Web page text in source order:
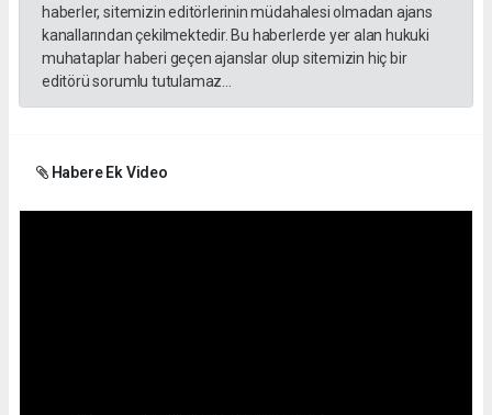
haberler, sitemizin editörlerinin müdahalesi olmadan ajans
kanallarından çekilmektedir. Bu haberlerde yer alan hukuki
muhataplar haberi geçen ajanslar olup sitemizin hiç bir
editörü sorumlu tutulamaz...
Habere Ek Video